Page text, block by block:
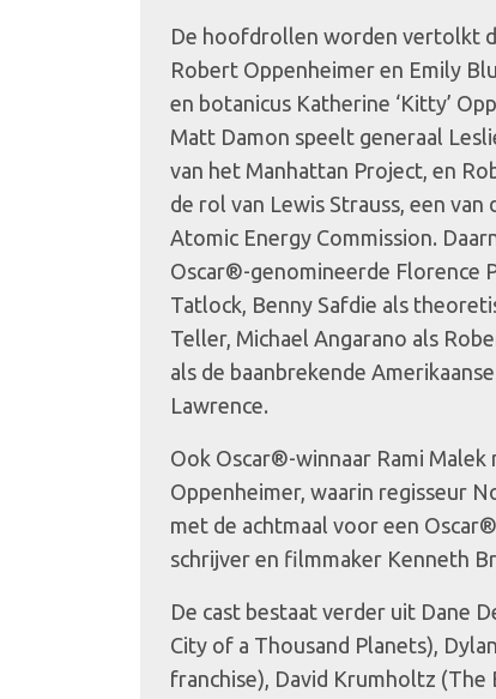
De hoofdrollen worden vertolkt
Robert Oppenheimer en Emily
en botanicus Katherine ‘Kitty’
Matt Damon speelt generaal
van het Manhattan Project, en
de rol van Lewis Strauss, een van
Atomic Energy Commission.
Oscar®-genomineerde Florence
Tatlock, Benny Safdie als
Teller, Michael Angarano als
als de baanbrekende
Lawrence.
Ook Oscar®-winnaar Rami Malek
Oppenheimer, waarin regisseur
met de achtmaal voor een
schrijver en filmmaker Kenneth
De cast bestaat verder uit Dane
City of a Thousand Planets),
franchise), David Krumholtz (The